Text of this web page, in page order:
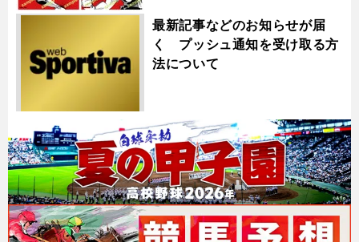
最新記事などのお知らせが届
く プッシュ通知を受け取る方
法について